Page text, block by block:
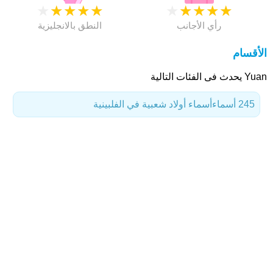
★
★
★
★
النطق بالانجليزية
★
★
★
★
رأي الأجانب
الأقسام
Yuan يحدث فى الفئات التالية
أسماء أولاد شعبية في الفلبينية 245 أسماء